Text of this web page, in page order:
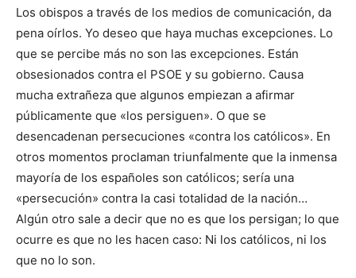
Los obispos a través de los medios de comunicación, da
pena oírlos. Yo deseo que haya muchas excepciones. Lo
que se percibe más no son las excepciones. Están
obsesionados contra el PSOE y su gobierno. Causa
mucha extrañeza que algunos empiezan a afirmar
públicamente que «los persiguen». O que se
desencadenan persecuciones «contra los católicos». En
otros momentos proclaman triunfalmente que la inmensa
mayoría de los españoles son católicos; sería una
«persecución» contra la casi totalidad de la nación…
Algún otro sale a decir que no es que los persigan; lo que
ocurre es que no les hacen caso: Ni los católicos, ni los
que no lo son.